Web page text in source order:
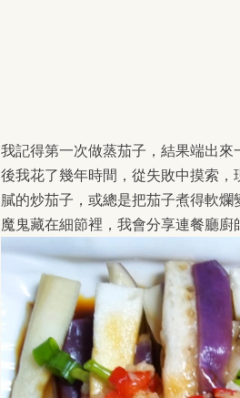
我記得第一次做蒸茄子，結果端出
後我花了幾年時間，從失敗中摸索
膩的炒茄子，或總是把茄子煮得軟
魔鬼藏在細節裡，我會分享連餐廳廚